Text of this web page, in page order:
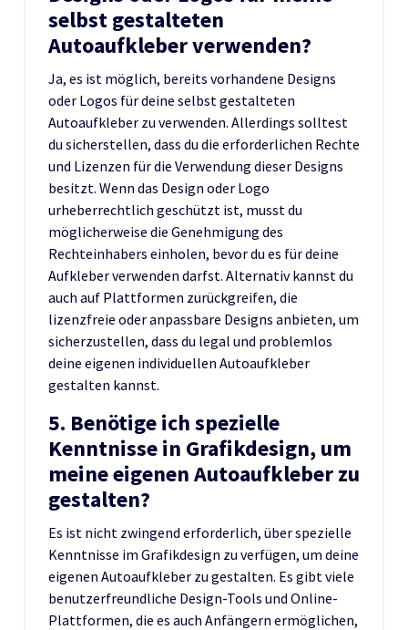
selbst gestalteten
Autoaufkleber verwenden?
Ja, es ist möglich, bereits vorhandene Designs
oder Logos für deine selbst gestalteten
Autoaufkleber zu verwenden. Allerdings solltest
du sicherstellen, dass du die erforderlichen Rechte
und Lizenzen für die Verwendung dieser Designs
besitzt. Wenn das Design oder Logo
urheberrechtlich geschützt ist, musst du
möglicherweise die Genehmigung des
Rechteinhabers einholen, bevor du es für deine
Aufkleber verwenden darfst. Alternativ kannst du
auch auf Plattformen zurückgreifen, die
lizenzfreie oder anpassbare Designs anbieten, um
sicherzustellen, dass du legal und problemlos
deine eigenen individuellen Autoaufkleber
gestalten kannst.
5. Benötige ich spezielle
Kenntnisse in Grafikdesign, um
meine eigenen Autoaufkleber zu
gestalten?
Es ist nicht zwingend erforderlich, über spezielle
Kenntnisse im Grafikdesign zu verfügen, um deine
eigenen Autoaufkleber zu gestalten. Es gibt viele
benutzerfreundliche Design-Tools und Online-
Plattformen, die es auch Anfängern ermöglichen,